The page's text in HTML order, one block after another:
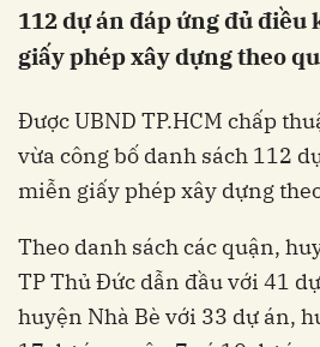
112 dự án đáp ứng đủ điều
giấy phép xây dựng theo
Được UBND TP.HCM chấp
vừa công bố danh sách 112
miễn giấy phép xây dựng
Theo danh sách các quận,
TP Thủ Đức dẫn đầu với 41
huyện Nhà Bè với 33 dự án,